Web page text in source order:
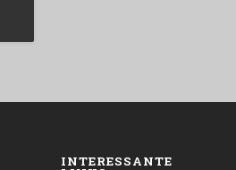
INTERESSANTE